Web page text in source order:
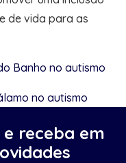
de vida para as
Banho no autismo
no autismo
e receba em